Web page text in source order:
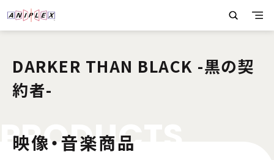
DARKER THAN BLACK -黒の契
約者-
PRODUC
映像・音楽商品